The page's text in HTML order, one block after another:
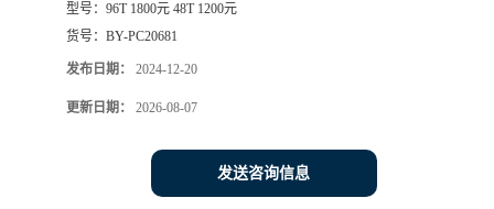
型号： 96T 1800元 48T 1200元
货号： BY-PC20681
发布日期： 2024-12-20
更新日期： 2026-08-07
发送咨询信息